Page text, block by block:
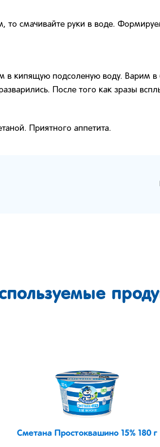
то смачивайте руки в воде.
в кипящую подсоленую воду. Варим
После того как зразы
Приятного аппетита.
Сметана Простоквашино 15% 180 г